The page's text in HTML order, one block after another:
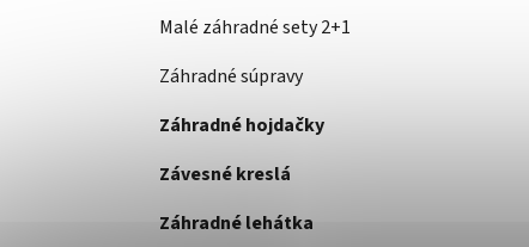
Malé záhradné sety 2+1
Záhradné súpravy
Záhradné hojdačky
Závesné kreslá
Záhradné lehátka